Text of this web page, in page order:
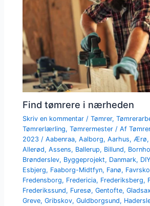
Find tømrere i nærheden
Skriv en kommentar /Tømrer,
Tømrerlærling,Tømrermester / Af
2023 /Aabenraa,Aalborg,Aarhus, Ærø
Allerød,Assens, Ballerup, Billund,
Brønderslev, Byggeprojekt, Danmark, DIY
Esbjerg, Faaborg-Midtfyn, Fanø,
Fredensborg, Fredericia, Frederiksberg,
Frederikssund, Furesø,Gentofte,
Greve,Gribskov,Guldborgsund,